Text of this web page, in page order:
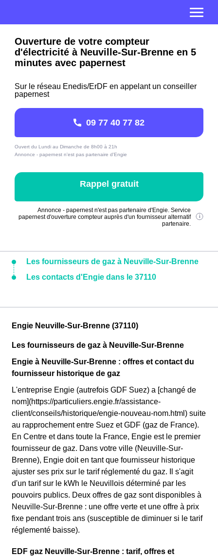
Ouverture de votre compteur
d'électricité à Neuville-Sur-Brenne en 5
minutes avec papernest
Sur le réseau Enedis/ErDF en appelant un conseiller
papernest
09 77 40 77 82
Ouvert du Lundi au Dimanche de 8h00 à 21h
Annonce - papernest n'est pas partenaire d'Engie
Rappel gratuit
Annonce - papernest n'est pas partenaire d'Engie. Service
papernest d'ouverture compteur auprès d'un fournisseur alternatif
partenaire.
Les fournisseurs de gaz à Neuville-Sur-Brenne
Les contacts d'Engie dans le 37110
Engie Neuville-Sur-Brenne (37110)
Les fournisseurs de gaz à Neuville-Sur-Brenne
Engie à Neuville-Sur-Brenne : offres et contact du
fournisseur historique de gaz
L'entreprise Engie (autrefois GDF Suez) a [changé de
nom](https://particuliers.engie.fr/assistance-
client/conseils/historique/engie-nouveau-nom.html) suite
au rapprochement entre Suez et GDF (gaz de France).
En Centre et dans toute la France, Engie est le premier
fournisseur de gaz. Dans votre ville (Neuville-Sur-
Brenne), Engie doit en tant que fournisseur historique
ajuster ses prix sur le tarif réglementé du gaz. Il s'agit
d'un tarif sur le kWh le Neuvillois déterminé par les
pouvoirs publics. Deux offres de gaz sont disponibles à
Neuville-Sur-Brenne : une offre verte et une offre à prix
fixe pendant trois ans (susceptible de diminuer si le tarif
réglementé baisse).
EDF gaz Neuville-Sur-Brenne : tarif, offres et